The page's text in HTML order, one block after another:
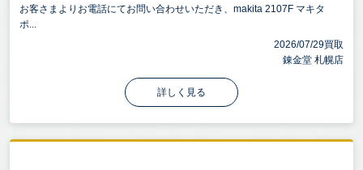
お客さまよりお電話にてお問い合わせいただき、makita 2107F マキタ
ポ...
2026/07/29買取
錬金堂 札幌店
詳しく見る